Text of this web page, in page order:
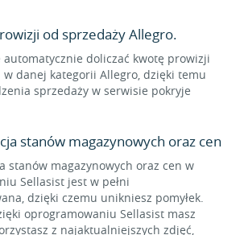
od sprzedaży Allegro.
automatycznie doliczać kwotę prowizji
danej kategorii Allegro, dzięki temu
sprzedaży w serwisie pokryje
stanów magazynowych oraz cen
stanów magazynowych oraz cen w
Sellasist jest w pełni
dzięki czemu unikniesz pomyłek.
oprogramowaniu Sellasist masz
z najaktualniejszych zdjęć,